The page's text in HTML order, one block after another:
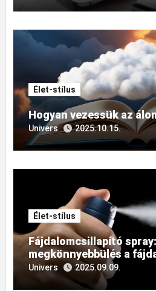
Élet-stílus
Hogyan vezessük az
Univers 2025.10.15.
Élet-stílus
Fájdalomcsillapító
megkönnyebbülés a
Gyors és hatékony
Univers 2025.09.09.